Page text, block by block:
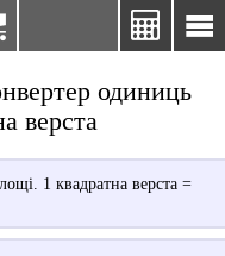


одиниць
верста
1 квадратна верста =